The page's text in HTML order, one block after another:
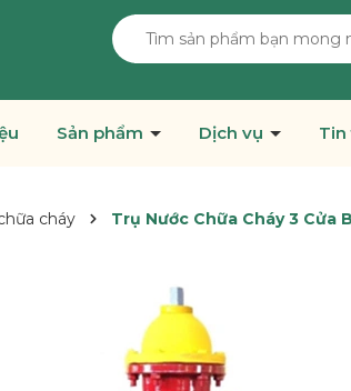
Sản phẩm Dịch vụ Tin
cháy Trụ Nước Chữa Cháy 3 Cửa